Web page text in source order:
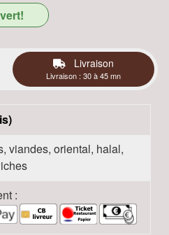
Livraison
Livraison : 30 à 45 mn
viandes, oriental, halal,
: